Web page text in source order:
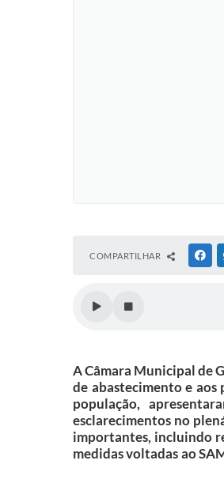
COMPARTILHAR
A Câmara Municipal de
de abastecimento e aos
população,
esclarecimentos no
importantes, incluindo
medidas voltadas ao